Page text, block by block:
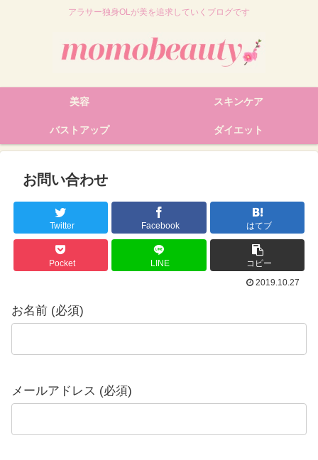
アラサー独身OLが美を追求していくブログです
美容 スキンケア
バストアップ ダイエット
お問い合わせ
Twitter Facebook はてブ
Pocket LINE
コピー
2019.10.27
お名前 (必須)
メールアドレス (必須)